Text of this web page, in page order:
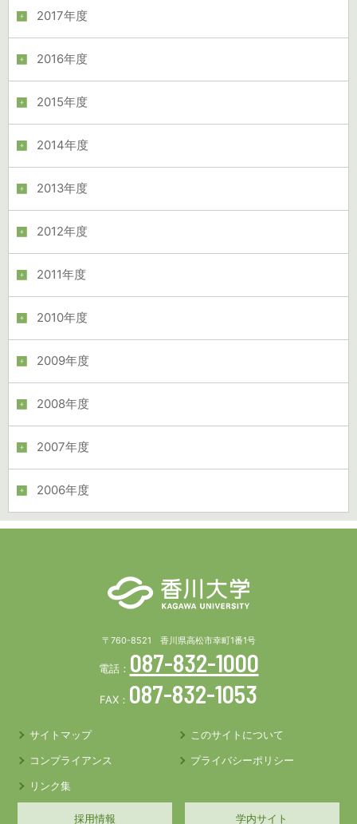
2017年度
2016年度
2015年度
2014年度
2013年度
2012年度
2011年度
2010年度
2009年度
2008年度
2007年度
2006年度
〒760-8521 香川県高松市幸町1番1号
電話： 087-832-1000
FAX： 087-832-1053
サイトマップ
このサイトについて
コンプライアンス
プライバシーポリシー
リンク集
採用情報 学内サイト